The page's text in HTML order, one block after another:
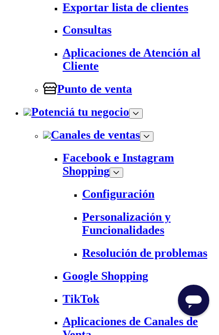
Exportar lista de clientes
Consultas
Aplicaciones de Atención al
Cliente
Punto de venta
Potenciá tu negocio
Canales de ventas
Facebook e Instagram
Shopping
Configuración
Personalización y
Funcionalidades
Resolución de problemas
Google Shopping
TikTok
Aplicaciones de Canales de